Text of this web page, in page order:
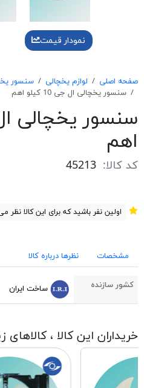
نمودار قیمت
صفحه اصلی لوازم یخچالی
سنسور
سنسور يخچالی ال جی 10 كيلو اهم
اهم
کد کالا: 45213
اولین نفر باشید که برای این کالا نظر
مشخصات نظرها درباره کالا
کشور سازنده ساخت ایران
خریداران این کالا ، کالاهای